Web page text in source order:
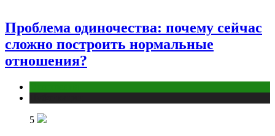
Проблема одиночества: почему сейчас
сложно построить нормальные
отношения?
5